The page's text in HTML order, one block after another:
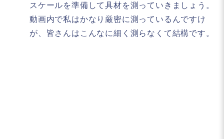
スケールを準備して具材を測っていきましょう。
動画内で私はかなり厳密に測っているんですけ
が、皆さんはこんなに細く測らなくて結構です。